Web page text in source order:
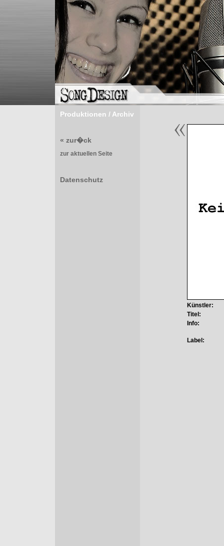
Produktionen / Archiv
« zur�ck
zur aktuellen Seite
Datenschutz
Künstler:
Titel:
Info:
Label: